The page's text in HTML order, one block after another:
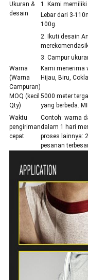
Ukuran &
desain
1. Kami
Lebar dari 3-
100g.
2. Ikuti desain
3. Campur
Warna
(Warna
Campuran)
Kami menerima
Hijau, Biru,
MOQ (kecil
Qty)
5000 meter
yang berbeda.
Waktu
pengiriman
cepat
Contoh: warna
dalam 1 hari
proses lainnya:
pesanan